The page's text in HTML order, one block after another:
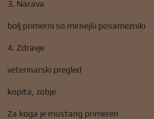
3. Narava
bolj primerni so mirnejši posamezniki
4. Zdravje
veterinarski pregled
kopita, zobje
Za koga je mustang primeren